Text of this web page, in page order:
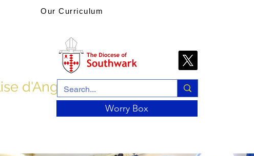
d'Angleterre
Worry Box
Our Curriculum